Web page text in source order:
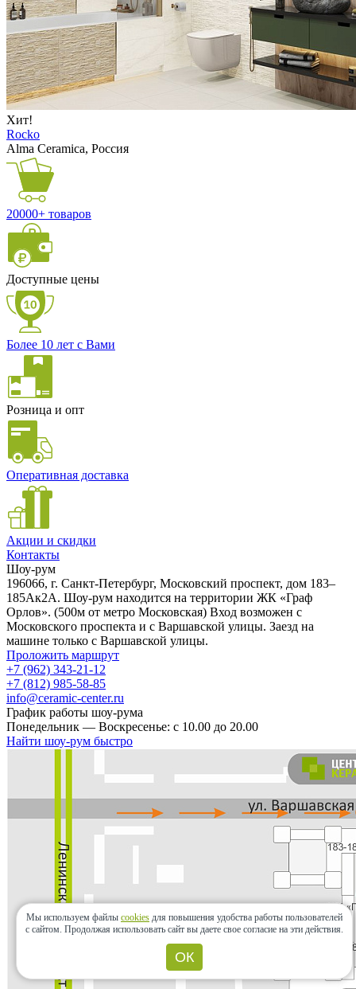
Хит!
Rocko
Alma Ceramica, Россия
20000+ товаров
Доступные цены
Более 10 лет с Вами
Розница и опт
Оперативная доставка
Акции и скидки
Контакты
Шоу-рум
196066, г. Санкт-Петербург, Московский проспект, дом 183–
185Ак2А. Шоу-рум находится на территории ЖК «Граф
Орлов». (500м от метро Московская) Вход возможен с
Московского проспекта и с Варшавской улицы. Заезд на
машине только с Варшавской улицы.
Проложить маршрут
+7 (962) 343-21-12
+7 (812) 985-58-85
info@ceramic-center.ru
График работы шоу-рума
Понедельник — Воскресенье: с 10.00 до 20.00
Найти шоу-рум быстро
Мы используем файлы cookies для повышения удобства работы пользователей
с сайтом. Продолжая использовать сайт вы даете свое согласие на эти действия.
ОК